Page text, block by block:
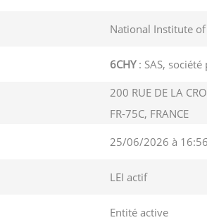
National Institute
6CHY: SAS,
200 RUE DE LA
FR-75C, FRANCE
25/06/2026 à
LEI actif
Entité active